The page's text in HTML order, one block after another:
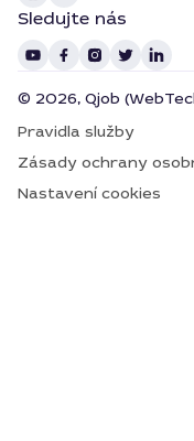
Sledujte nás
© 2026, Qjob
Pravidla služby
Zásady ochrany
Nastavení cookies